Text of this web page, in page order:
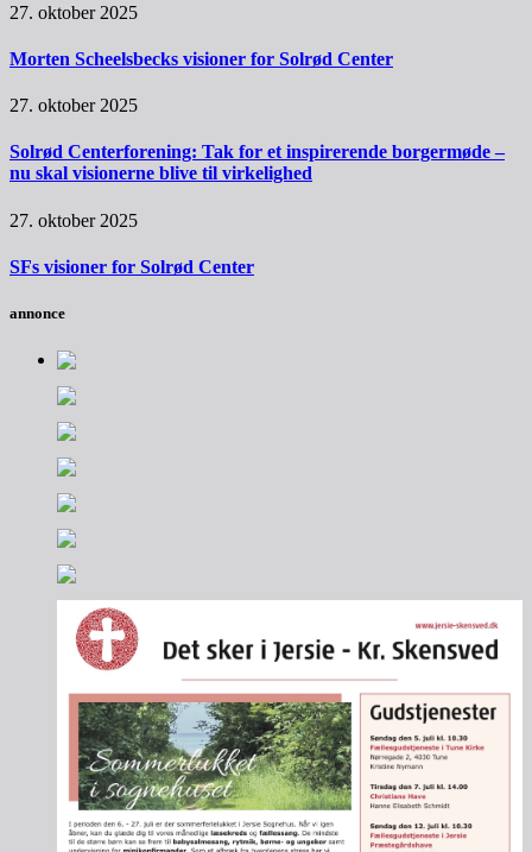
27. oktober 2025
Morten Scheelsbecks visioner for Solrød Center
27. oktober 2025
Solrød Centerforening: Tak for et inspirerende borgermøde –
nu skal visionerne blive til virkelighed
27. oktober 2025
SFs visioner for Solrød Center
annonce